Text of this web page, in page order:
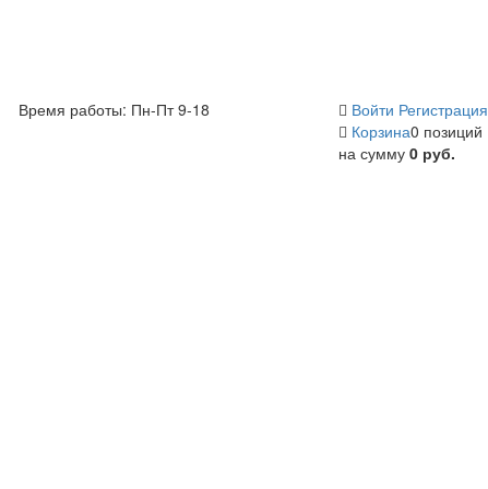
Время работы: Пн-Пт 9-18 Войти Регистрация
Корзина0 позиций
на сумму 0 руб.